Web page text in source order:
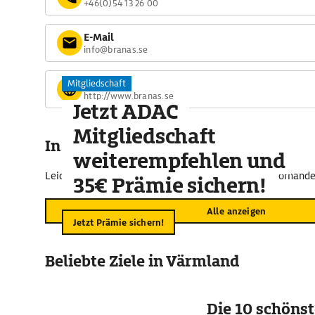
+46(0)54 13 26 00
E-Mail
info@branas.se
Website
http://www.branas.se
In der Umgebung
Leider sind im näheren Umkreis keine Vorschläge
Alle anzeigen
Mitgliedschaft
Jetzt ADAC
Mitgliedschaft
weiterempfehlen und
35€ Prämie sichern!
Jetzt Prämie sichern!
Beliebte Ziele in Värmland
Die 10